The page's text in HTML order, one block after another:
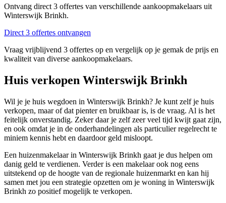
Ontvang direct 3 offertes van verschillende aankoopmakelaars uit
Winterswijk Brinkh.
Direct 3 offertes ontvangen
Vraag vrijblijvend 3 offertes op en vergelijk op je gemak de prijs en
kwaliteit van diverse aankoopmakelaars.
Huis verkopen Winterswijk Brinkh
Wil je je huis wegdoen in Winterswijk Brinkh? Je kunt zelf je huis
verkopen, maar of dat pienter en bruikbaar is, is de vraag. Al is het
feitelijk onverstandig. Zeker daar je zelf zeer veel tijd kwijt gaat zijn,
en ook omdat je in de onderhandelingen als particulier regelrecht te
miniem kennis hebt en daardoor geld misloopt.
Een huizenmakelaar in Winterswijk Brinkh gaat je dus helpen om
danig geld te verdienen. Verder is een makelaar ook nog eens
uitstekend op de hoogte van de regionale huizenmarkt en kan hij
samen met jou een strategie opzetten om je woning in Winterswijk
Brinkh zo positief mogelijk te verkopen.